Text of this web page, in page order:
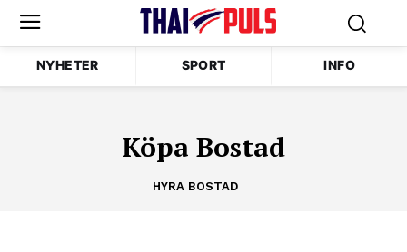
NYHETER SPORT INFO
Köpa Bostad
HYRA BOSTAD